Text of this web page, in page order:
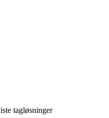
tagløsninger